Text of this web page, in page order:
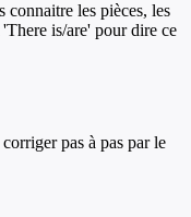
connaitre les pièces, les
is/are' pour dire ce
pas à pas par le